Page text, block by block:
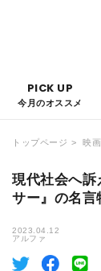
PICK UP
今月のオススメ
トップページ 映
現代社会へ訴
サー』の名言
2023.04.12
アルファ